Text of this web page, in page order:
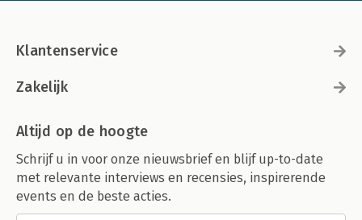
Klantenservice
Zakelijk
Altijd op de hoogte
Schrijf u in voor onze nieuwsbrief en blijf up-to-date
met relevante interviews en recensies, inspirerende
events en de beste acties.